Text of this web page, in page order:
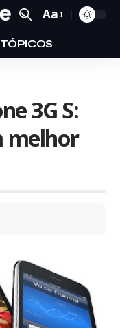
Aa
TÓPICOS
3G S:
melhor